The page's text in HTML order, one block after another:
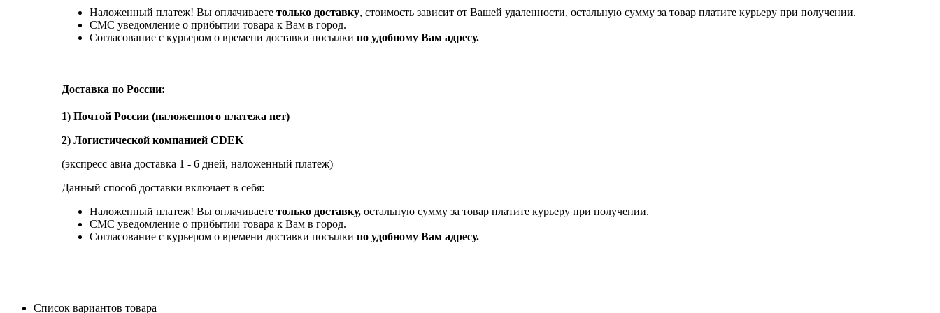
Наложенный платеж! Вы оплачиваете только доставку, стоимость зависит от Вашей удаленности, остальную сумму за товар платите курьеру при получении.
СМС уведомление о прибытии товара к Вам в город.
Согласование с курьером о времени доставки посылки по удобному Вам адресу.
Доставка по России:
1) Почтой России (наложенного платежа нет)
2) Логистической компанией CDEK
(экспресс авиа доставка 1 - 6 дней, наложенный платеж)
Данный способ доставки включает в себя:
Наложенный платеж! Вы оплачиваете только доставку, остальную сумму за товар платите курьеру при получении.
СМС уведомление о прибытии товара к Вам в город.
Согласование с курьером о времени доставки посылки по удобному Вам адресу.
Список вариантов товара